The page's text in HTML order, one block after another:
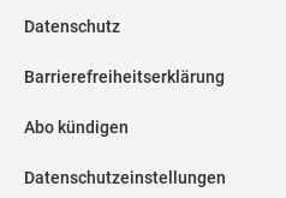
Datenschutz
Barrierefreiheitserklärung
Abo kündigen
Datenschutzeinstellungen